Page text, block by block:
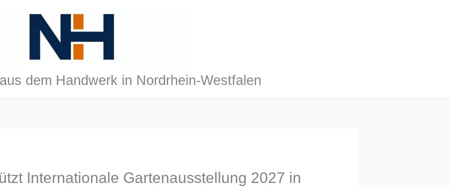
dem Handwerk in Nordrhein-Westfalen
Internationale Gartenausstellung 2027 in